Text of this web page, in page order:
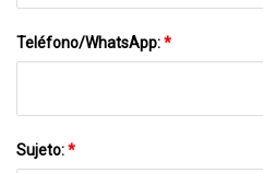
Teléfono/WhatsApp:*
Sujeto:*